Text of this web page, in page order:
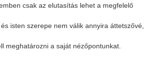
csak az elutasítás lehet a megfelelő
isten szerepe nem válik annyira áttetszővé,
meghatározni a saját nézőpontunkat.